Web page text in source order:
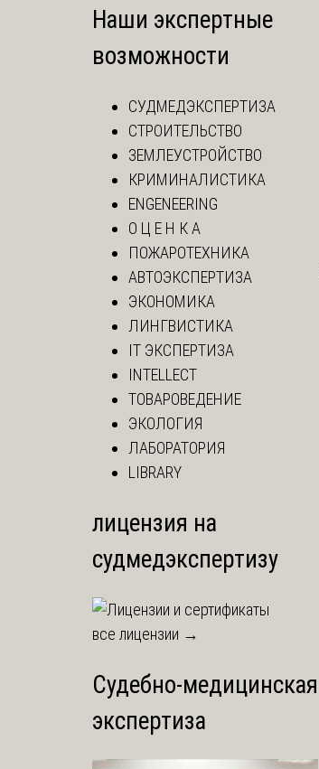
Наши экспертные
возможности
СУДМЕДЭКСПЕРТИЗА
СТРОИТЕЛЬСТВО
ЗЕМЛЕУСТРОЙСТВО
КРИМИНАЛИСТИКА
ENGENEERING
О Ц Е Н К А
ПОЖАРОТЕХНИКА
АВТОЭКСПЕРТИЗА
ЭКОНОМИКА
ЛИНГВИСТИКА
IT ЭКСПЕРТИЗА
INTELLECT
ТОВАРОВЕДЕНИЕ
ЭКОЛОГИЯ
ЛАБОРАТОРИЯ
LIBRARY
лицензия на
судмедэкспертизу
все лицензии →
Судебно-медицинская
экспертиза